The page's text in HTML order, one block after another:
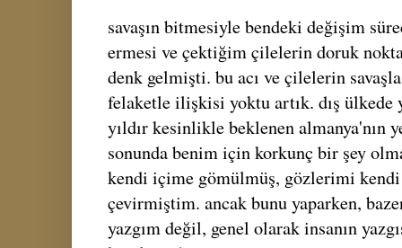
savaşın bitmesiyle bendeki değişim
ermesi ve çektiğim çilelerin doruk
denk gelmişti. bu acı ve çilelerin
felaketle ilişkisi yoktu artık. dış ülkede
yıldır kesinlikle beklenen almanya'nın
sonunda benim için korkunç bir şey
kendi içime gömülmüş, gözlerimi
çevirmiştim. ancak bunu yaparken,
yazgım değil, genel olarak insanın